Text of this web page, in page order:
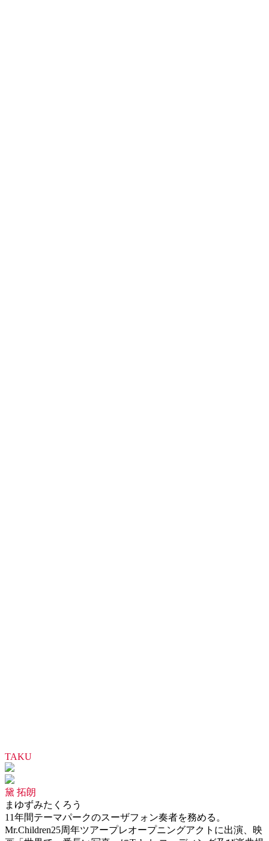
TAKU
黛 拓朗
まゆずみたくろう
11年間テーマパークのスーザフォン奏者を務める。
Mr.Children25周年ツアープレオープニングアクトに出演、映